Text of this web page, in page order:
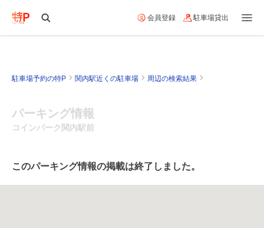
会員登録 駐車場貸出
駐車場予約の特P 関内駅近くの駐車場 周辺の検索結果
パーキング情報
コインパーク関内駅前
このパーキング情報の掲載は終了しました。